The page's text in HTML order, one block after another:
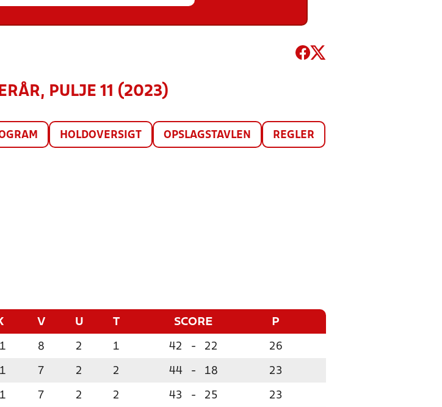
PULJE 11 (2023)
HOLDOVERSIGT OPSLAGSTAVLEN REGLER
V U T SCORE P
8 2 1 42 - 22 26
7 2 2 44 - 18 23
7 2 2 43 - 25 23